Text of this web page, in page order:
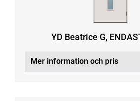
YD Beatrice G,
Mer information och pris